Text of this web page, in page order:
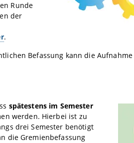
Runde
der
.
Befassung kann die
spätestens im Semester
werden. Hierbei ist zu
drei Semester benötigt
die Gremienbefassung